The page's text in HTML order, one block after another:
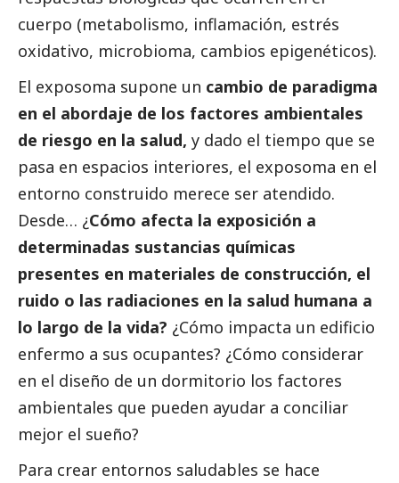
cuerpo (metabolismo, inflamación, estrés
oxidativo, microbioma, cambios epigenéticos).
El exposoma supone un cambio de paradigma
en el abordaje de los factores ambientales
de riesgo en la salud, y dado el tiempo que se
pasa en espacios interiores, el exposoma en el
entorno construido merece ser atendido.
Desde… ¿Cómo afecta la exposición a
determinadas sustancias químicas
presentes en materiales de construcción, el
ruido o las radiaciones en la salud humana a
lo largo de la vida? ¿Cómo impacta un edificio
enfermo a sus ocupantes? ¿Cómo considerar
en el diseño de un dormitorio los factores
ambientales que pueden ayudar a conciliar
mejor el sueño?
Para crear entornos saludables se hace